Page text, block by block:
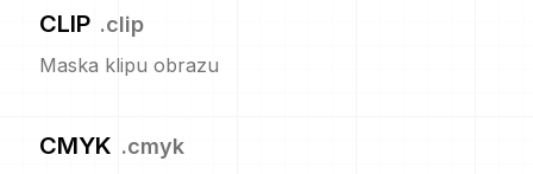
CLIP .clip
Maska klipu obrazu
CMYK .cmyk